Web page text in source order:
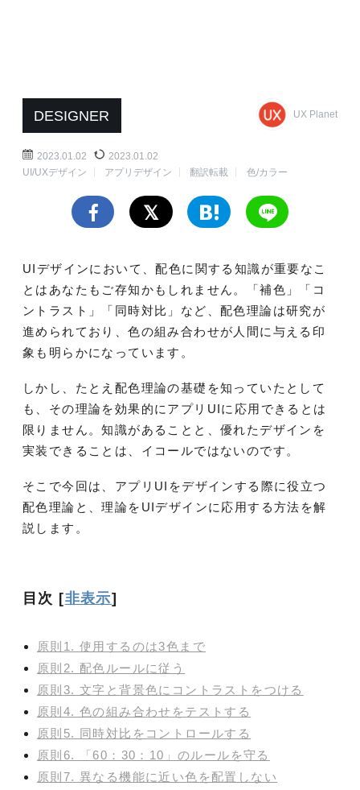
DESIGNER UX Planet
2023.01.02
2023.01.02
UI/UXデザイン
アプリデザイン 翻訳転載 色/カラー
UIデザインにおいて、配色に関する知識が重要なこ
とはあなたもご存知かもしれません。「補色」「コ
ントラスト」「同時対比」など、配色理論は研究が
進められており、色の組み合わせが人間に与える印
象も明らかになっています。
しかし、たとえ配色理論の基礎を知っていたとして
も、その理論を効果的にアプリUIに応用できるとは
限りません。知識があることと、優れたデザインを
実装できることは、イコールではないのです。
そこで今回は、アプリUIをデザインする際に役立つ
配色理論と、理論をUIデザインに応用する方法を解
説します。
目次 [非表示]
原則1. 使用するのは3色まで
原則2. 配色ルールに従う
原則3. 文字と背景色にコントラストをつける
原則4. 色の組み合わせをテストする
原則5. 同時対比をコントロールする
原則6. 「60：30：10」のルールを守る
原則7. 異なる機能に近い色を配置しない